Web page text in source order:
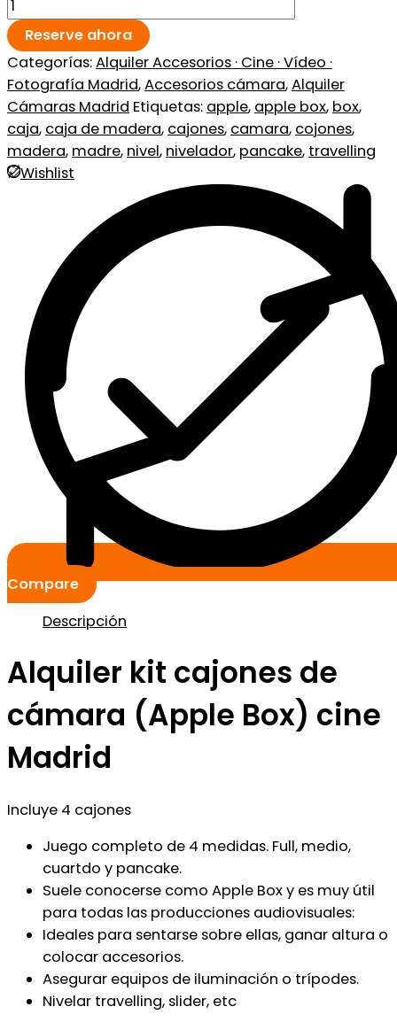
Reserve ahora
Categorías:Alquiler Accesorios · Cine · Vídeo ·
Fotografía Madrid,Accesorios cámara,Alquiler
Cámaras Madrid Etiquetas: apple, apple box, box,
caja, caja de madera, cajones, camara, cojones,
madera, madre, nivel, nivelador, pancake, travelling
Wishlist
Compare
Descripción
Alquiler kit cajones de
cámara (Apple Box) cine
Madrid
Incluye 4 cajones
Juego completo de 4 medidas. Full, medio,
cuartdo y pancake.
Suele conocerse como Apple Box y es muy útil
para todas las producciones audiovisuales:
Ideales para sentarse sobre ellas, ganar altura o
colocar accesorios.
Asegurar equipos de iluminación o trípodes.
Nivelar travelling, slider, etc